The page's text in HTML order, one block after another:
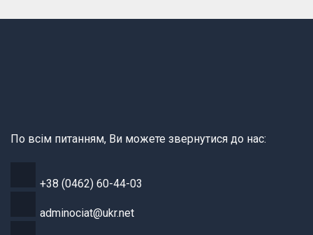
По всім питанням, Ви можете звернутися до нас:
+38 (0462) 60-44-03
adminociat@ukr.net